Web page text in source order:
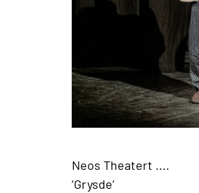
Neos Theatert ....
‘Grysde’